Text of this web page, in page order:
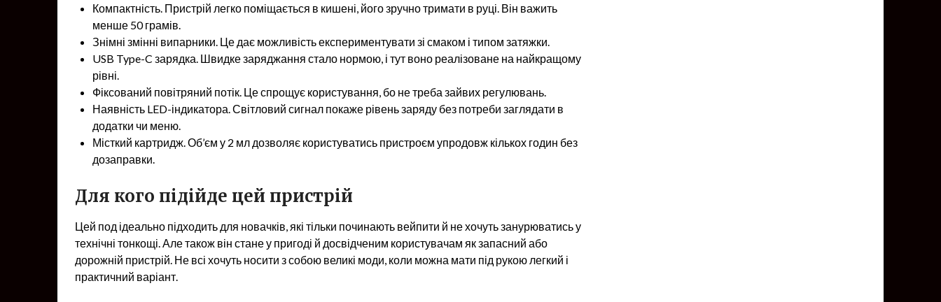
Компактність. Пристрій легко поміщається в кишені, його зручно тримати в руці. Він важить
менше 50 грамів.
Знімні змінні випарники. Це дає можливість експериментувати зі смаком і типом затяжки.
USB Type-C зарядка. Швидке заряджання стало нормою, і тут воно реалізоване на найкращому
рівні.
Фіксований повітряний потік. Це спрощує користування, бо не треба зайвих регулювань.
Наявність LED-індикатора. Світловий сигнал покаже рівень заряду без потреби заглядати в
додатки чи меню.
Місткий картридж. Об’єм у 2 мл дозволяє користуватись пристроєм упродовж кількох годин без
дозаправки.
Для кого підійде цей пристрій
Цей под ідеально підходить для новачків, які тільки починають вейпити й не хочуть занурюватись у
технічні тонкощі. Але також він стане у пригоді й досвідченим користувачам як запасний або
дорожній пристрій. Не всі хочуть носити з собою великі моди, коли можна мати під рукою легкий і
практичний варіант.